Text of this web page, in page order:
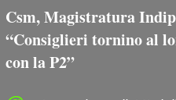
Csm, Magistratura
“Consiglieri tornino al
con la P2”